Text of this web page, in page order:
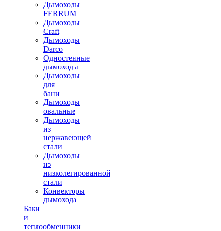
Дымоходы
FERRUM
Дымоходы
Craft
Дымоходы
Darco
Одностенные
дымоходы
Дымоходы
для
бани
Дымоходы
овальные
Дымоходы
из
нержавеющей
стали
Дымоходы
из
низколегированной
стали
Конвекторы
дымохода
Баки
и
теплообменники